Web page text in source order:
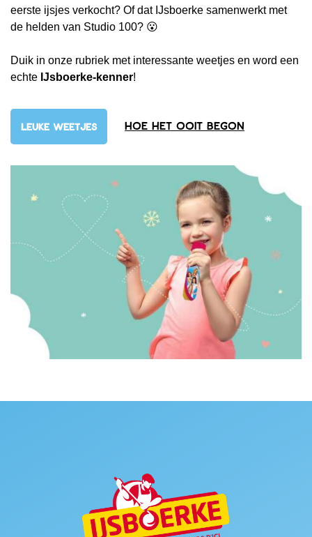
eerste ijsjes verkocht? Of dat IJsboerke samenwerkt met
de helden van Studio 100? 😮
Duik in onze rubriek met interessante weetjes en word een
echte IJsboerke-kenner!
LEUKE WEETJES Hoe het ooit begon